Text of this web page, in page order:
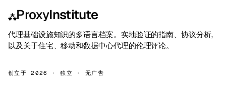
⁂ProxyInstitute
代理基础设施知识的多语言档案。实地验证的指南、协议分析,
以及关于住宅、移动和数据中心代理的伦理评论。
创立于 2026 · 独立 · 无广告